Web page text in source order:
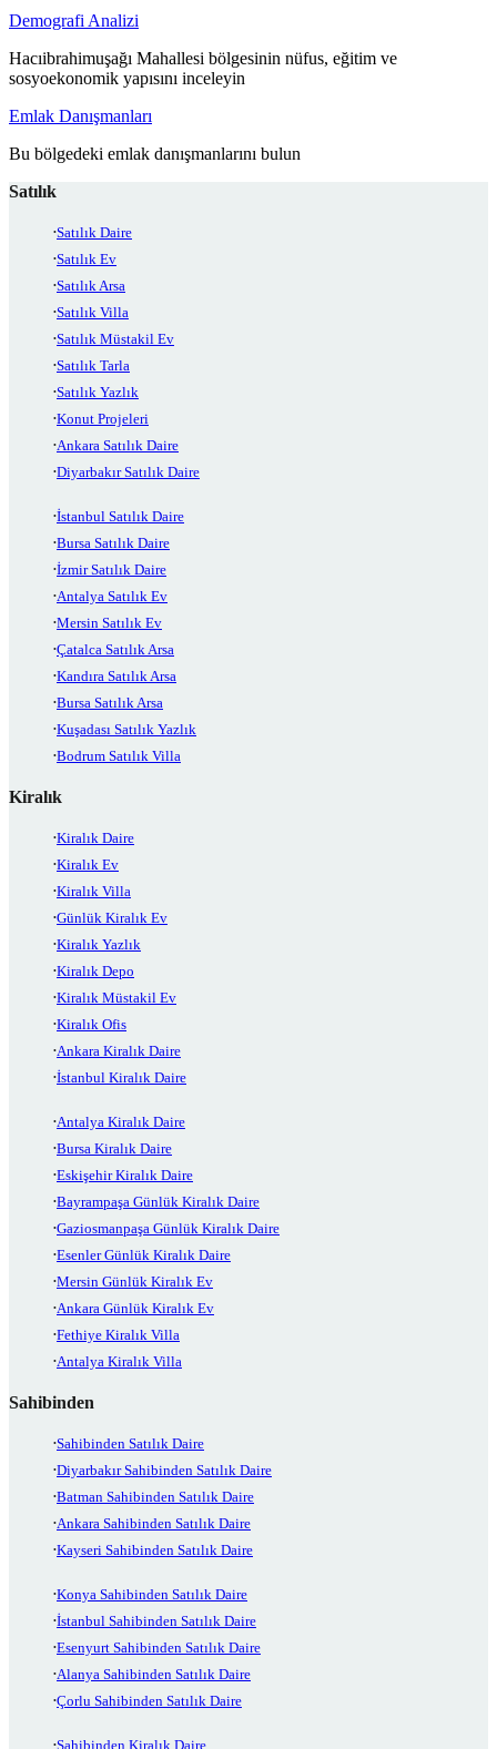
Demografi Analizi
Hacıibrahimuşağı Mahallesi bölgesinin nüfus, eğitim ve
sosyoekonomik yapısını inceleyin
Emlak Danışmanları
Bu bölgedeki emlak danışmanlarını bulun
Satılık
Satılık Daire
Satılık Ev
Satılık Arsa
Satılık Villa
Satılık Müstakil Ev
Satılık Tarla
Satılık Yazlık
Konut Projeleri
Ankara Satılık Daire
Diyarbakır Satılık Daire
İstanbul Satılık Daire
Bursa Satılık Daire
İzmir Satılık Daire
Antalya Satılık Ev
Mersin Satılık Ev
Çatalca Satılık Arsa
Kandıra Satılık Arsa
Bursa Satılık Arsa
Kuşadası Satılık Yazlık
Bodrum Satılık Villa
Kiralık
Kiralık Daire
Kiralık Ev
Kiralık Villa
Günlük Kiralık Ev
Kiralık Yazlık
Kiralık Depo
Kiralık Müstakil Ev
Kiralık Ofis
Ankara Kiralık Daire
İstanbul Kiralık Daire
Antalya Kiralık Daire
Bursa Kiralık Daire
Eskişehir Kiralık Daire
Bayrampaşa Günlük Kiralık Daire
Gaziosmanpaşa Günlük Kiralık Daire
Esenler Günlük Kiralık Daire
Mersin Günlük Kiralık Ev
Ankara Günlük Kiralık Ev
Fethiye Kiralık Villa
Antalya Kiralık Villa
Sahibinden
Sahibinden Satılık Daire
Diyarbakır Sahibinden Satılık Daire
Batman Sahibinden Satılık Daire
Ankara Sahibinden Satılık Daire
Kayseri Sahibinden Satılık Daire
Konya Sahibinden Satılık Daire
İstanbul Sahibinden Satılık Daire
Esenyurt Sahibinden Satılık Daire
Alanya Sahibinden Satılık Daire
Çorlu Sahibinden Satılık Daire
Sahibinden Kiralık Daire